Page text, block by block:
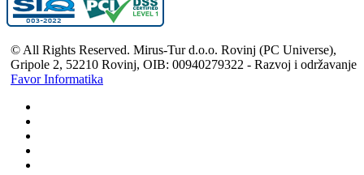
© All Rights Reserved. Mirus-Tur d.o.o. Rovinj (PC Universe),
Gripole 2, 52210 Rovinj, OIB: 00940279322 - Razvoj i održavanje
Favor Informatika